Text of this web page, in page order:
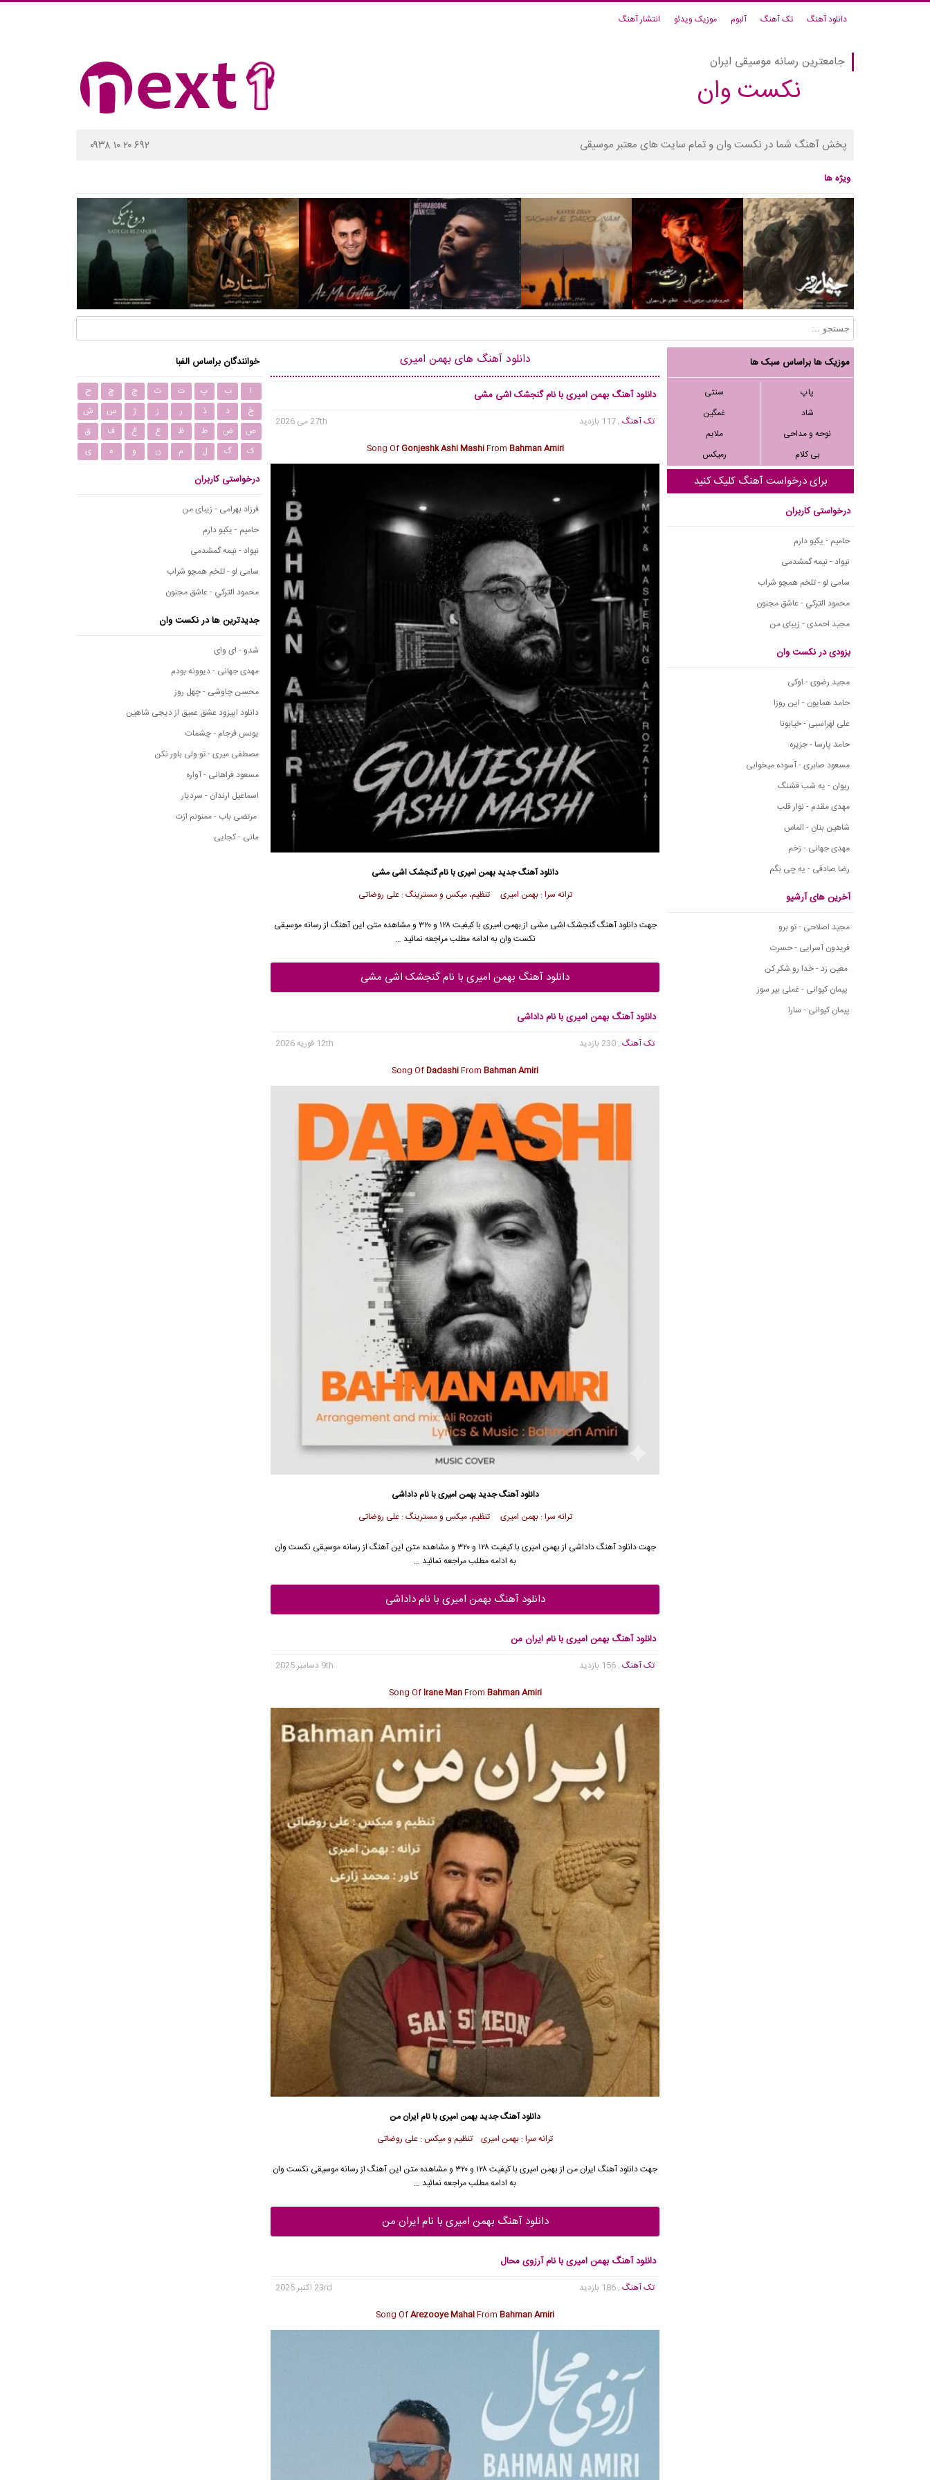
دانلود آهنگ تک آهنگ آلبوم موزیک ویدئو انتشار آهنگ
جامعترین رسانه موسیقی ایران
نکست وان
پخش آهنگ شما در نکست وان و تمام سایت های معتبر موسیقی ۰۹۳۸ ۱۰ ۲۰ ۶۹۲
ویژه ها
موزیک ها براساس سبک ها
پاپ
سنتی
شاد
غمگین
نوحه و مداحی
ملایم
بی کلام
رمیکس
برای درخواست آهنگ کلیک کنید
درخواستی کاربران
حامیم - یکیو دارم
نیواد - نیمه گمشدمی
سامی لو - تلخم همچو شراب
محمود التركي - عاشق مجنون
مجید احمدی - زیبای من
بزودی در نکست وان
مجید رضوی - اوکی
حامد همایون - این روزا
علی لهراسبی - خیابونا
حامد پارسا - جزیره
مسعود صابری - آسوده میخوابی
ریوان - یه شب قشنگ
مهدی مقدم - نوار قلب
شاهین بنان - الماس
مهدی جهانی - زخم
رضا صادقی - یه چی بگم
آخرین های آرشیو
مجید اصلاحی - تو برو
فریدون آسرایی - حسرت
معین زد - خدا رو شکر کن
پیمان کیوانی - غملی بیر سوز
پیمان کیوانی - سارا
دانلود آهنگ های بهمن امیری
دانلود آهنگ بهمن امیری با نام گنجشک اشی مشی
تک آهنگ, 117 بازدید
27th می 2026
Song OfGonjeshk Ashi MashiFrom Bahman Amiri
دانلود آهنگ جدیدبهمن امیری با نام گنجشک اشی مشی
ترانه سرا : بهمن امیری تنظیم، میکس و مسترینگ : علی روضاتی
جهت دانلود آهنگ گنجشک اشی مشی از بهمن امیری با کیفیت ۱۲۸ و ۳۲۰ و مشاهده متن این آهنگ از رسانه موسیقی
نکست وان به ادامه مطلب مراجعه نمائید …
دانلود آهنگ بهمن امیری با نام گنجشک اشی مشی
دانلود آهنگ بهمن امیری با نام داداشی
تک آهنگ, 230 بازدید
12th فوریه 2026
Song OfDadashiFromBahman Amiri
دانلود آهنگ جدیدبهمن امیری با نام داداشی
ترانه سرا : بهمن امیری تنظیم، میکس و مسترینگ : علی روضاتی
جهت دانلود آهنگ داداشی از بهمن امیری با کیفیت ۱۲۸ و ۳۲۰ و مشاهده متن این آهنگ از رسانه موسیقی نکست وان
به ادامه مطلب مراجعه نمائید …
دانلود آهنگ بهمن امیری با نام داداشی
دانلود آهنگ بهمن امیری با نام ایران من
تک آهنگ, 156 بازدید
9th دسامبر 2025
Song OfIrane ManFrom Bahman Amiri
دانلود آهنگ جدیدبهمن امیری با نام ایران من
ترانه سرا : بهمن امیری تنظیم و میکس : علی روضاتی
جهت دانلود آهنگ ایران من از بهمن امیری با کیفیت ۱۲۸ و ۳۲۰ و مشاهده متن این آهنگ از رسانه موسیقی نکست وان
به ادامه مطلب مراجعه نمائید …
دانلود آهنگ بهمن امیری با نام ایران من
دانلود آهنگ بهمن امیری با نام آرزوی محال
تک آهنگ, 186 بازدید
23rd اکتبر 2025
Song OfArezooye MahalFromBahman Amiri
خوانندگان براساس الفبا
ا ب پ ت ث ج چ
ح
خ
د ذ ر ز ژ س
ش
ص
ض ط ظ ع غ ف
ق
ک
گ ل م ن و ه ی
درخواستی کاربران
فرزاد بهرامی - زیبای من
حامیم - یکیو دارم
نیواد - نیمه گمشدمی
سامی لو - تلخم همچو شراب
محمود التركي - عاشق مجنون
جدیدترین ها در نکست وان
شدو - ای وای
مهدی جهانی - دیوونه بودم
محسن چاوشی - چهل روز
دانلود اپیزود عشق عمیق از دیجی شاهین
یونس فرجام - چشمات
مصطفی میری - تو ولی باور نکن
مسعود فراهانی - آواره
اسماعیل ارندان - سردیار
مرتضی باب - ممنونم ازت
مانی - کجایی